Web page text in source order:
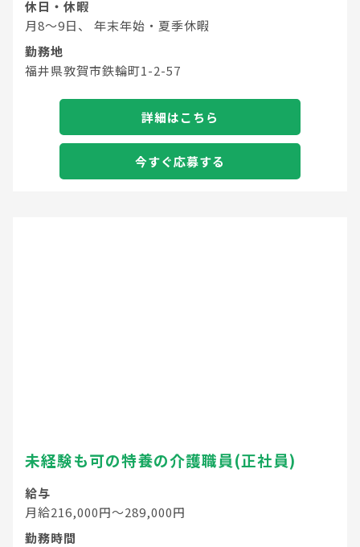
休日・休暇
月8～9日、 年末年始・夏季休暇
勤務地
福井県敦賀市鉄輪町1-2-57
詳細はこちら
今すぐ応募する
未経験も可の特養の介護職員(正社員)
給与
月給216,000円～289,000円
勤務時間